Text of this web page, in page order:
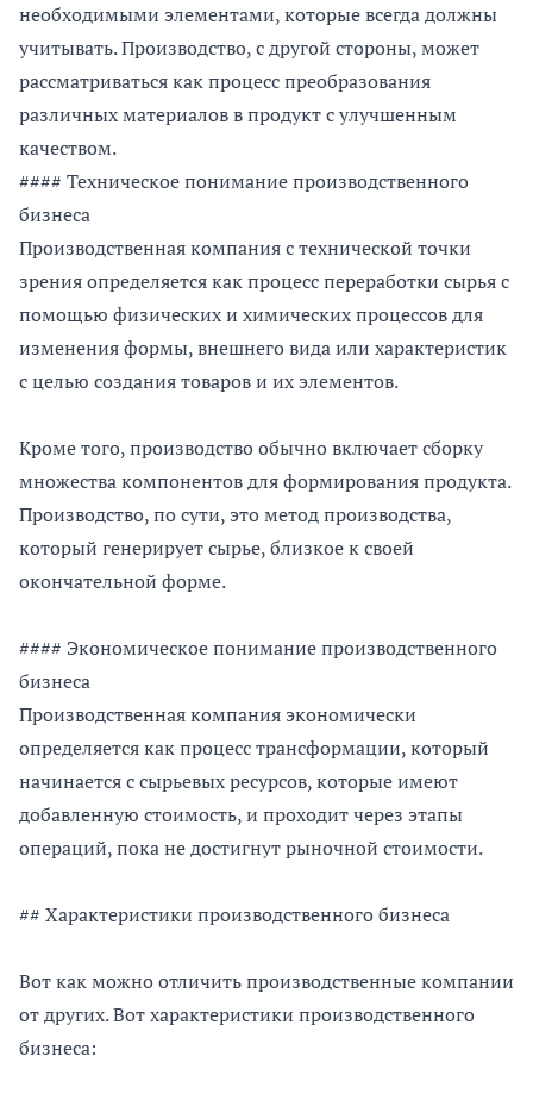
необходимыми элементами, которые всегда должны
учитывать. Производство, с другой стороны, может
рассматриваться как процесс преобразования
различных материалов в продукт с улучшенным
качеством.
#### Техническое понимание производственного
бизнеса
Производственная компания с технической точки
зрения определяется как процесс переработки сырья с
помощью физических и химических процессов для
изменения формы, внешнего вида или характеристик
с целью создания товаров и их элементов.
Кроме того, производство обычно включает сборку
множества компонентов для формирования продукта.
Производство, по сути, это метод производства,
который генерирует сырье, близкое к своей
окончательной форме.
#### Экономическое понимание производственного
бизнеса
Производственная компания экономически
определяется как процесс трансформации, который
начинается с сырьевых ресурсов, которые имеют
добавленную стоимость, и проходит через этапы
операций, пока не достигнут рыночной стоимости.
## Характеристики производственного бизнеса
Вот как можно отличить производственные компании
от других. Вот характеристики производственного
бизнеса: